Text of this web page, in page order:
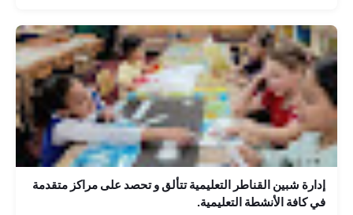
إدارة شبين القناطر التعليمية تتألق و تحصد على مراكز متقدمة
في كافة الأنشطة التعليمية.